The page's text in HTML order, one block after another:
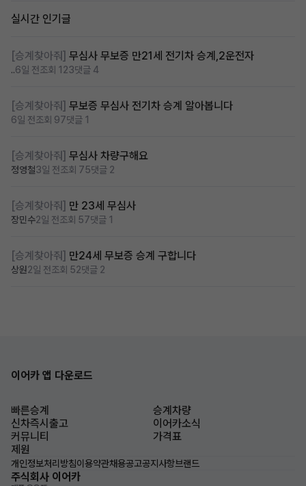
실시간 인기글
[승계찾아줘] 무심사 무보증 만21세 전기차 승계,2운전자
..6일 전조회 123댓글 4
[승계찾아줘] 무보증 무심사 전기차 승계 알아봅니다
6일 전조회 97댓글 1
[승계찾아줘] 무심사 차량구해요
정영철3일 전조회 75댓글 2
[승계찾아줘] 만 23세 무심사
장민수2일 전조회 57댓글 1
[승계찾아줘] 만24세 무보증 승계 구합니다
상원2일 전조회 52댓글 2
이어카 앱 다운로드
빠른승계
승계차량
신차즉시출고
이어카소식
커뮤니티
가격표
제원
개인정보처리방침이용약관채용공고공지사항브랜드
주식회사 이어카